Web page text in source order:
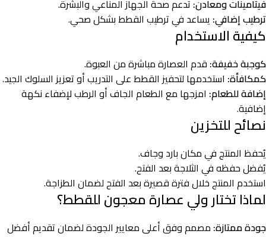
فيتامينات ومعادن: تدعم صحة الجهاز المناعي والبشرة.
ترطيب إضافي: يساعد في ترطيب القطط بشكل صحي.
كيفية الاستخدام
كوجبة خفيفة: قدم العصارة مباشرة من العبوة.
كمكافأة: استخدمها لتحفيز القطط على التدريب أو تعزيز السلوك الجيد.
إضافة للطعام: امزجها مع الطعام الجاف أو الرطب لإضفاء نكهة
إضافية.
نصائح للتخزين
يُحفظ المنتج في مكان بارد وجاف.
يُفضل حفظه في الثلاجة بعد الفتح.
استخدم المنتج خلال فترة قصيرة بعد الفتح لضمان الطزاجة.
لماذا تختار ولي عصارة معجون للقطط؟
جودة ممتازة: مصمم وفق أعلى معايير الجودة لضمان تقديم أفضل